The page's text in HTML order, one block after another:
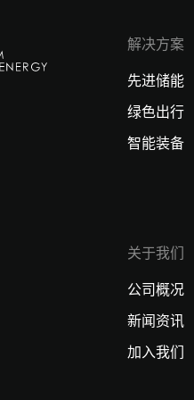
解决方案
先进储能
绿色出行
智能装备
关于我们
公司概况
新闻资讯
加入我们